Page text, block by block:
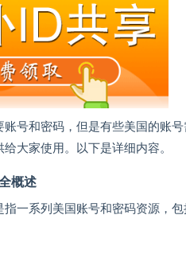
账号和密码，但是有些美国的账
大家使用。以下是详细内容。
概述
指一系列美国账号和密码资源，